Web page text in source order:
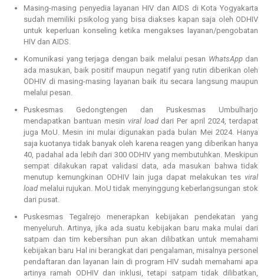
Masing-masing penyedia layanan HIV dan AIDS di Kota Yogyakarta
sudah memiliki psikolog yang bisa diakses kapan saja oleh ODHIV
untuk keperluan konseling ketika mengakses layanan/pengobatan
HIV dan AIDS.
Komunikasi yang terjaga dengan baik melalui pesan WhatsApp dan
ada masukan, baik positif maupun negatif yang rutin diberikan oleh
ODHIV di masing-masing layanan baik itu secara langsung maupun
melalui pesan.
Puskesmas Gedongtengen dan Puskesmas Umbulharjo
mendapatkan bantuan mesin viral load dari Per april 2024, terdapat
juga MoU. Mesin ini mulai digunakan pada bulan Mei 2024. Hanya
saja kuotanya tidak banyak oleh karena reagen yang diberikan hanya
40, padahal ada lebih dari 300 ODHIV yang membutuhkan. Meskipun
sempat dilakukan rapat validasi data, ada masukan bahwa tidak
menutup kemungkinan ODHIV lain juga dapat melakukan tes viral
load melalui rujukan. MoU tidak menyinggung keberlangsungan stok
dari pusat.
Puskesmas Tegalrejo menerapkan kebijakan pendekatan yang
menyeluruh. Artinya, jika ada suatu kebijakan baru maka mulai dari
satpam dan tim kebersihan pun akan dilibatkan untuk memahami
kebijakan baru Hal ini berangkat dari pengalaman, misalnya personel
pendaftaran dan layanan lain di program HIV sudah memahami apa
artinya ramah ODHIV dan inklusi, tetapi satpam tidak dilibatkan,